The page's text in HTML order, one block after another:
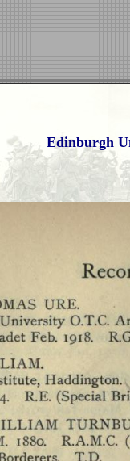
Edinburgh